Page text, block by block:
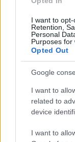
I want to opt-
Retention,
Personal
Purposes for
Opted Out
Google
I want to
related to
device
I want to